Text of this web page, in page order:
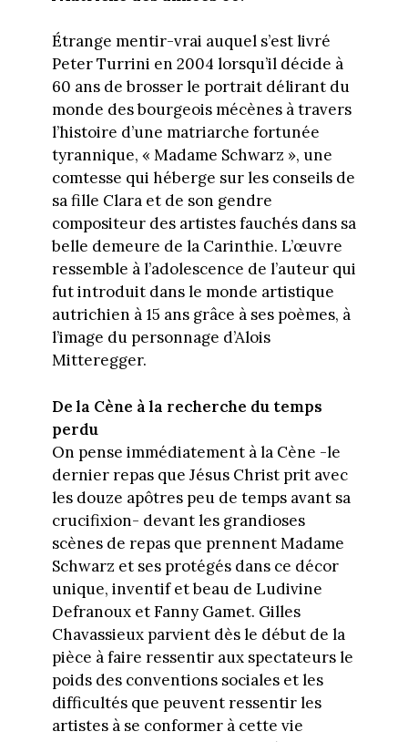
Étrange mentir-vrai auquel s’est livré
Peter Turrini en 2004 lorsqu’il décide à
60 ans de brosser le portrait délirant du
monde des bourgeois mécènes à travers
l’histoire d’une matriarche fortunée
tyrannique, « Madame Schwarz », une
comtesse qui héberge sur les conseils de
sa fille Clara et de son gendre
compositeur des artistes fauchés dans sa
belle demeure de la Carinthie. L’œuvre
ressemble à l’adolescence de l’auteur qui
fut introduit dans le monde artistique
autrichien à 15 ans grâce à ses poèmes, à
l’image du personnage d’Alois
Mitteregger.
De la Cène à la recherche du temps
perdu
On pense immédiatement à la Cène -le
dernier repas que Jésus Christ prit avec
les douze apôtres peu de temps avant sa
crucifixion- devant les grandioses
scènes de repas que prennent Madame
Schwarz et ses protégés dans ce décor
unique, inventif et beau de Ludivine
Defranoux et Fanny Gamet. Gilles
Chavassieux parvient dès le début de la
pièce à faire ressentir aux spectateurs le
poids des conventions sociales et les
difficultés que peuvent ressentir les
artistes à se conformer à cette vie